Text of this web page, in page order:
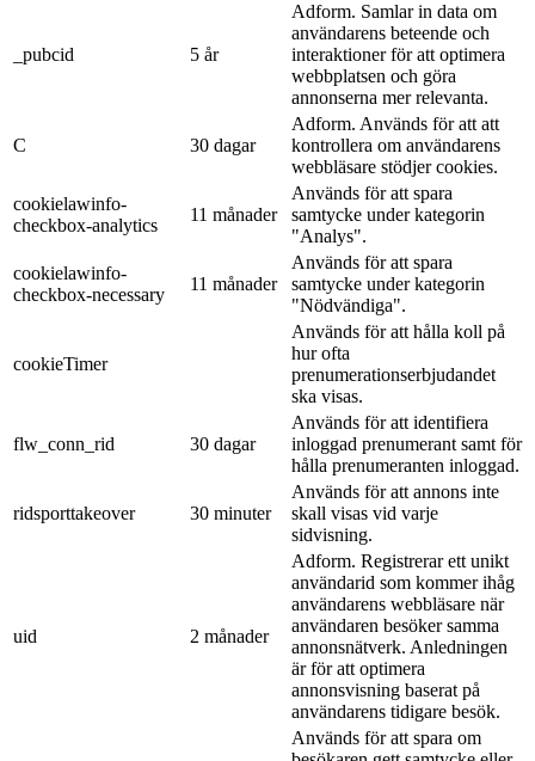
_pubcid 5 år
Adform. Samlar in data om
användarens beteende och
interaktioner för att optimera
webbplatsen och göra
annonserna mer relevanta.
C 30 dagar
Adform. Används för att att
kontrollera om användarens
webbläsare stödjer cookies.
cookielawinfo-
checkbox-analytics
11 månader
Används för att spara
samtycke under kategorin
"Analys".
cookielawinfo-
checkbox-necessary
11 månader
Används för att spara
samtycke under kategorin
"Nödvändiga".
cookieTimer
Används för att hålla koll på
hur ofta
prenumerationserbjudandet
ska visas.
flw_conn_rid 30 dagar
Används för att identifiera
inloggad prenumerant samt för
hålla prenumeranten inloggad.
ridsporttakeover 30 minuter
Används för att annons inte
skall visas vid varje
sidvisning.
uid 2 månader
Adform. Registrerar ett unikt
användarid som kommer ihåg
användarens webbläsare när
användaren besöker samma
annonsnätverk. Anledningen
är för att optimera
annonsvisning baserat på
användarens tidigare besök.
Används för att spara om